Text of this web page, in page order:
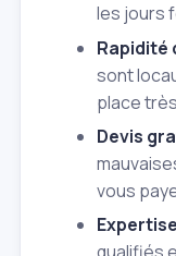
les jours
Rapidité
sont
place
Devis
vous